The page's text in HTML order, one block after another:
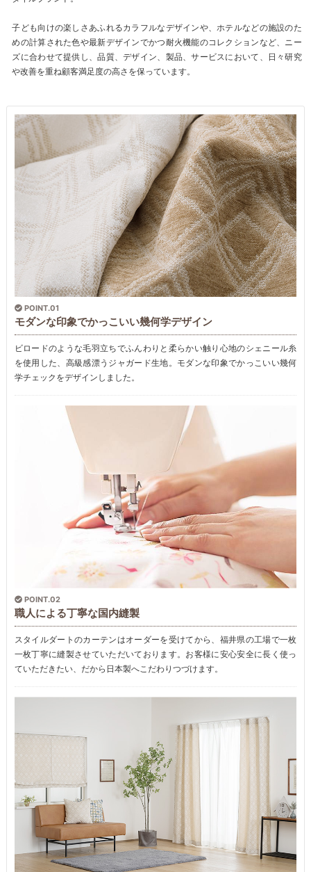
子ども向けの楽しさあふれるカラフルなデザインや、ホテルなどの施設のた
めの計算された色や最新デザインでかつ耐火機能のコレクションなど、ニー
ズに合わせて提供し、品質、デザイン、製品、サービスにおいて、日々研究
や改善を重ね顧客満足度の高さを保っています。
POINT.01
モダンな印象でかっこいい幾何学デザイン
ビロードのような毛羽立ちでふんわりと柔らかい触り心地のシェニール糸
を使用した、高級感漂うジャガード生地。モダンな印象でかっこいい幾何
学チェックをデザインしました。
POINT.02
職人による丁寧な国内縫製
スタイルダートのカーテンはオーダーを受けてから、福井県の工場で一枚
一枚丁寧に縫製させていただいております。お客様に安心安全に長く使っ
ていただきたい、だから日本製へこだわりつづけます。